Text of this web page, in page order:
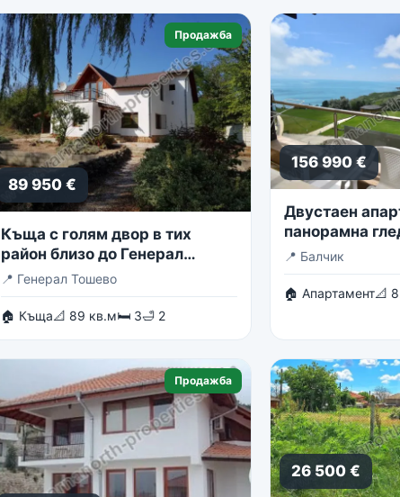
Продажба
89 950 €
Къща с голям двор в тих
район близо до Генерал
Тошево
📍 Генерал Тошево
🏠 Къща📐 89 кв.м🛏 3🛁 2
156 990 €
Двустаен
панорамна
Skies
📍 Балчик
🏠 Апартамент📐
Продажба
26 500 €